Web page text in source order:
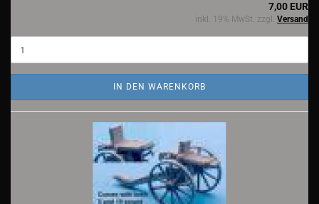
7,00 EUR
inkl. 19% MwSt. zzgl. Versand
IN DEN WARENKORB